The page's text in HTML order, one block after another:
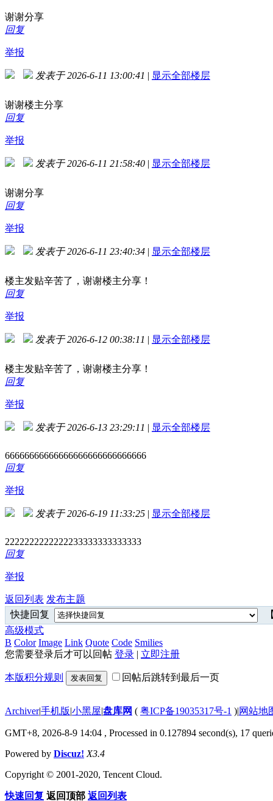
谢谢分享
回复
举报
发表于 2026-6-11 13:00:41 | 显示全部楼层
谢谢楼主分享
回复
举报
发表于 2026-6-11 21:58:40 | 显示全部楼层
谢谢分享
回复
举报
发表于 2026-6-11 23:40:34 | 显示全部楼层
楼主发贴辛苦了，谢谢楼主分享！
回复
举报
发表于 2026-6-12 00:38:11 | 显示全部楼层
楼主发贴辛苦了，谢谢楼主分享！
回复
举报
发表于 2026-6-13 23:29:11 | 显示全部楼层
66666666666666666666666666666
回复
举报
发表于 2026-6-19 11:33:25 | 显示全部楼层
2222222222222233333333333333
回复
举报
返回列表 发布主题
快捷回复
高级模式
B Color Image Link Quote Code Smilies
您需要登录后才可以回帖 登录 | 立即注册
本版积分规则 发表回复 回帖后跳转到最后一页
Archiver|手机版|小黑屋|盘库网 ( 粤ICP备19035317号-1 )|网站地
GMT+8, 2026-8-9 14:04 , Processed in 0.127894 second(s), 17
Powered by Discuz! X3.4
Copyright © 2001-2020, Tencent Cloud.
快速回复 返回顶部 返回列表